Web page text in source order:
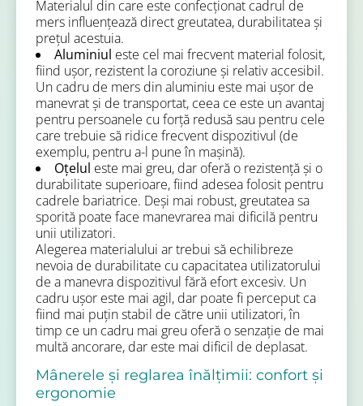
Materialul din care este confecționat cadrul de
mers influențează direct greutatea, durabilitatea și
prețul acestuia.
Aluminiul este cel mai frecvent material folosit,
fiind ușor, rezistent la coroziune și relativ accesibil.
Un cadru de mers din aluminiu este mai ușor de
manevrat și de transportat, ceea ce este un avantaj
pentru persoanele cu forță redusă sau pentru cele
care trebuie să ridice frecvent dispozitivul (de
exemplu, pentru a-l pune în mașină).
Oțelul este mai greu, dar oferă o rezistență și o
durabilitate superioare, fiind adesea folosit pentru
cadrele bariatrice. Deși mai robust, greutatea sa
sporită poate face manevrarea mai dificilă pentru
unii utilizatori.
Alegerea materialului ar trebui să echilibreze
nevoia de durabilitate cu capacitatea utilizatorului
de a manevra dispozitivul fără efort excesiv. Un
cadru ușor este mai agil, dar poate fi perceput ca
fiind mai puțin stabil de către unii utilizatori, în
timp ce un cadru mai greu oferă o senzație de mai
multă ancorare, dar este mai dificil de deplasat.
Mânerele și reglarea înălțimii: confort și
ergonomie